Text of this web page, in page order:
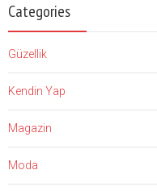
Categories
Güzellik
Kendin Yap
Magazin
Moda